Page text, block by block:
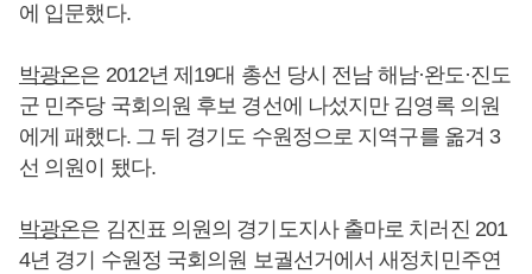
에 입문했다.
박광온은 2012년 제19대 총선 당시 전남 해남·완도·진도
군 민주당 국회의원 후보 경선에 나섰지만 김영록 의원
에게 패했다. 그 뒤 경기도 수원정으로 지역구를 옮겨 3
선 의원이 됐다.
박광온은 김진표 의원의 경기도지사 출마로 치러진 201
4년 경기 수원정 국회의원 보궐선거에서 새정치민주연